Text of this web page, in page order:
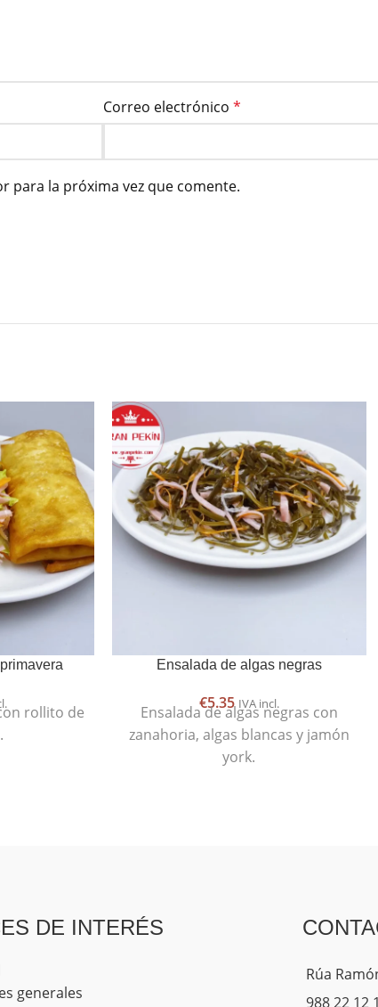
Correo electrónico *
para la próxima vez que comente.
rollito de
Ensalada de algas negras
€5.35 IVA incl.
Ensalada de algas negras con
zanahoria, algas blancas y jamón
york.
DE INTERÉS
generales
Rúa
988 22 12